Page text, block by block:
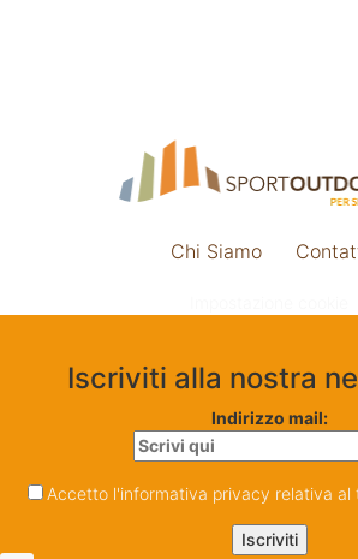
Chi Siamo
Iscriviti alla nostra
Indirizzo mail:
Accetto l'informativa privacy relativa